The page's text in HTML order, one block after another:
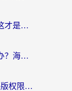
海外看爱奇艺破解？别瞎试了，这才是留学生华人追剧看球的正确打开方式
央视影音海外地区限制播放怎么办？海外党亲测有效的回国加速指南
海外用网易云音乐总卡？3步解决版权限制+卡顿，还能听喜马拉雅！